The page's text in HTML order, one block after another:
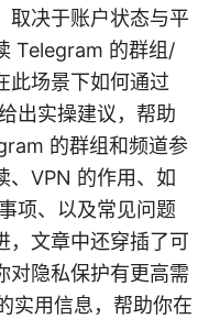
取决于账户状态与平
Telegram 的群组/
此场景下如何通过
出实操建议，帮助
的群组和频道参
、VPN 的作用、如
项、以及常见问题
，文章中还穿插了可
对隐私保护有更高需
实用信息，帮助你在